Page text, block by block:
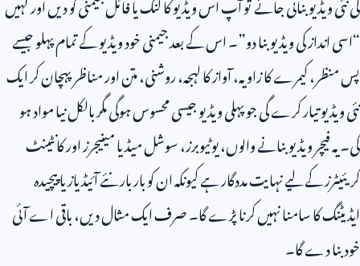
“اسی انداز کی ویڈیو بنا دو”۔ اس کے بعد جیمنی خود ویڈیو کے تمام پہلو جیسے
پس منظر، کیمرے کا زاویہ، آواز کا لہجہ، روشنی، متن اور مناظر پہچان کر ایک
نئی ویڈیو تیار کرے گی جو پہلی ویڈیو جیسی محسوس ہوگی مگر بالکل نیا مواد ہو
گی۔ یہ فیچر ویڈیو بنانے والوں، یوٹیوبرز، سوشل میڈیا مینیجرز اور کانٹینٹ
کریئیٹرز کے لیے نہایت مددگار ہے کیونکہ ان کو بار بار نئے آئیڈیاز یا پیچیدہ
ایڈیٹنگ کا سامنا نہیں کرنا پڑے گا۔ صرف ایک مثال دیں، باقی اے آئی
خود بنا دے گا۔